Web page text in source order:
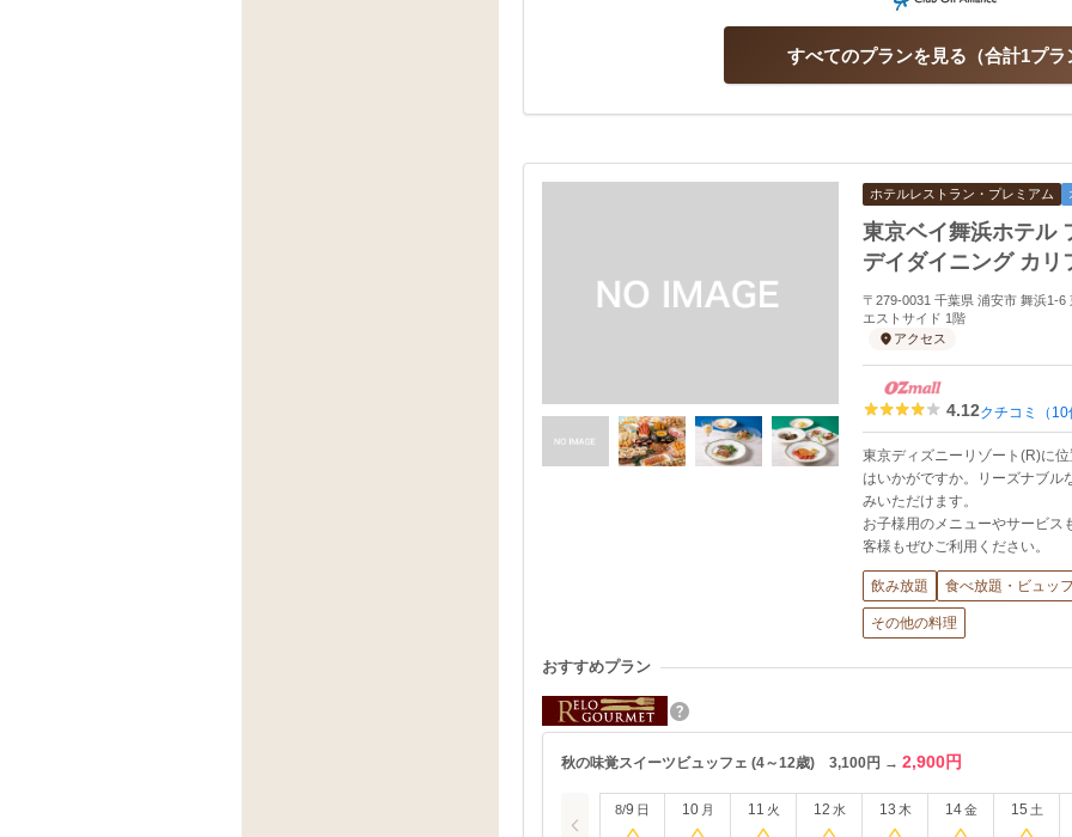
合計1プラ
すべてのプランを見る
ホテルレストラン・プレミアム
東京ベイ舞浜ホテル
デイダイニング カリ
〒279-0031 千葉県 浦安市 舞浜
エストサイド 1階
アクセス
4.12クチコミ（10
東京ディズニーリゾート(R)に
はいかがですか。リーズナブル
みいただけます。
お子様用のメニューやサービス
客様もぜひご利用ください。
飲み放題 食べ放題・ビュッ
その他の料理
おすすめプラン
秋の味覚スイーツビュッフェ (4～12歳) 3,100円 → 2,900円
8/9 日 10 月 11 火 12 水 13 木 14 金 15 土